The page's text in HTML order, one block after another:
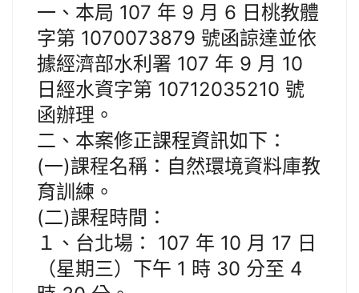
一、本局 107 年 9 月 6 日桃教體
字第 1070073879 號函諒達並依
據經濟部水利署 107 年 9 月 10
日經水資字第 10712035210 號
函辦理。
二、本案修正課程資訊如下：
(一)課程名稱：自然環境資料庫教
育訓練。
(二)課程時間：
１、台北場： 107 年 10 月 17 日
（星期三）下午 1 時 30 分至 4